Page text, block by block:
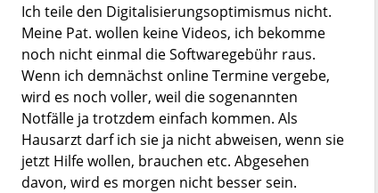
Ich teile den Digitalisierungsoptimismus nicht.
Meine Pat. wollen keine Videos, ich bekomme
noch nicht einmal die Softwaregebühr raus.
Wenn ich demnächst online Termine vergebe,
wird es noch voller, weil die sogenannten
Notfälle ja trotzdem einfach kommen. Als
Hausarzt darf ich sie ja nicht abweisen, wenn sie
jetzt Hilfe wollen, brauchen etc. Abgesehen
davon, wird es morgen nicht besser sein.